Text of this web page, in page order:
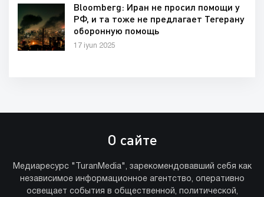
Bloomberg: Иран не просил помощи у
РФ, и та тоже не предлагает Тегерану
оборонную помощь
17 iyun 2025
О сайте
Медиаресурс "TuranMedia", зарекомендовавший себя как
независимое информационное агентство, оперативно
освещает события в общественной, политической,